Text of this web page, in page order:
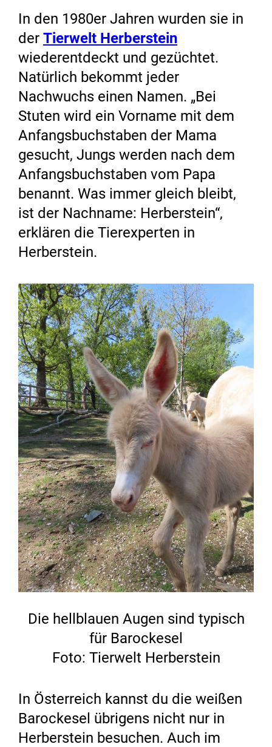
In den 1980er Jahren wurden sie in
der Tierwelt Herberstein
wiederentdeckt und gezüchtet.
Natürlich bekommt jeder
Nachwuchs einen Namen. „Bei
Stuten wird ein Vorname mit dem
Anfangsbuchstaben der Mama
gesucht, Jungs werden nach dem
Anfangsbuchstaben vom Papa
benannt. Was immer gleich bleibt,
ist der Nachname: Herberstein“,
erklären die Tierexperten in
Herberstein.
Die hellblauen Augen sind typisch
für Barockesel
Foto: Tierwelt Herberstein
In Österreich kannst du die weißen
Barockesel übrigens nicht nur in
Herberstein besuchen. Auch im